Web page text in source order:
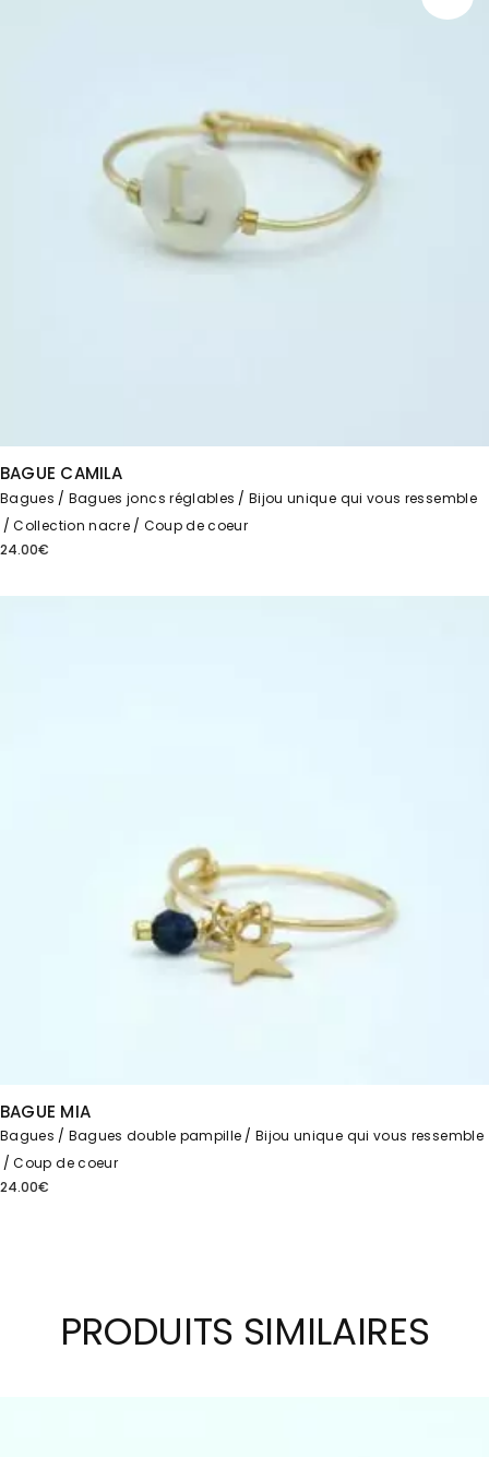
BAGUE CAMILA
Bagues Bagues joncs réglables
Bijou unique qui vous ressemble
Collection nacre
Coup de coeur
24.00€
BAGUE MIA
Bagues Bagues double pampille
Bijou unique qui vous ressemble
Coup de coeur
24.00€
PRODUITS SIMILAIRES